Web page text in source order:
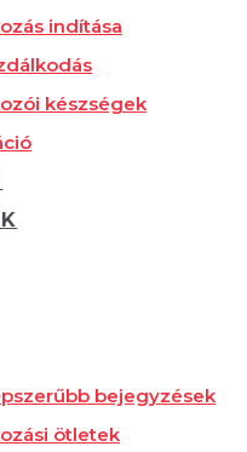
indítása
készségek
bejegyzések
ötletek